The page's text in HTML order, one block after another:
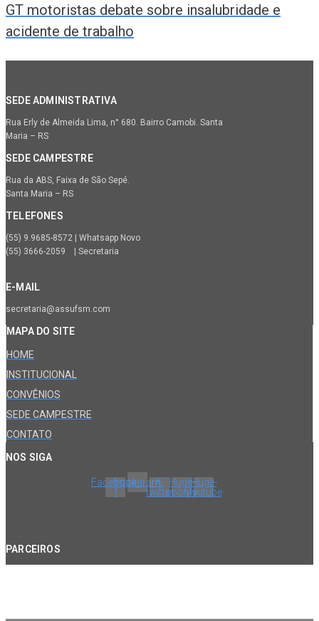
GT motoristas debate sobre insalubridade e
acidente de trabalho
SEDE ADMINISTRATIVA
Rua Erly de Almeida Lima, n° 680. Bairro Camobi. Santa
Maria – RS
SEDE CAMPESTRE
Rua da ABS, Faixa de São Sepé.
Santa Maria – RS
TELEFONES
(55) 9.9685-8572 | Whatsapp Novo
(55) 3666-2059 | Secretaria
E-MAIL
secretaria@assufsm.com
MAPA DO SITE
HOME
INSTITUCIONAL
CONVÊNIOS
SEDE CAMPESTRE
CONTATO
NOS SIGA
Facebook-
f
InstagramX-
twitter
Huge-
spotify
Huge-
youtube
PARCEIROS